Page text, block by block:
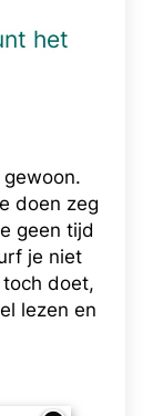
het
doen zeg
geen tijd
je niet
doet,
lezen en
HET LEREN.